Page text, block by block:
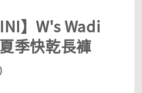
】W's Wadi
季快乾長褲